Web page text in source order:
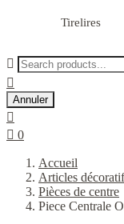
Tirelires


Annuler

 0
Accueil
Articles
Pièces de centre
Piece Centrale